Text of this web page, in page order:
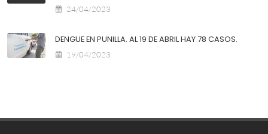
24/04/2023
DENGUE EN PUNILLA. AL 19 DE ABRIL HAY 78 CASOS.
19/04/2023